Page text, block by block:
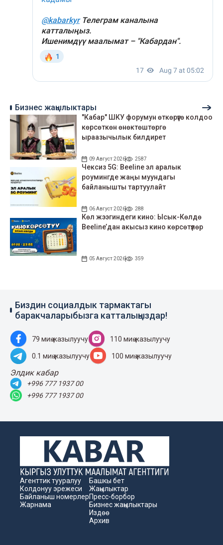
Бизнес жаңылыктары
"Кабар" ШКУ форумун өткөрүүгө колдоо
көрсөткөн өнөктөштөргө
ыраазычылык билдирет
09 Август 2026 2587
Чексиз 5G: Beeline эл аралык
роумингде жаңы муундагы
байланышты тартуулайт
06 Август 2026 288
Көл жээгиндеги кино: Ысык-Көлдө
Beeline’дан акысыз кино көрсөтүлөр
05 Август 2026 359
Биздин социалдык тармактагы
баракчаларыбызга катталыңыздар!
79 миң жазылуучу 110 миң жазылуучу
0.1 миң жазылуучу 100 миң жазылуучу
Элдик кабар
+996 777 1937 00
+996 777 1937 00
Агенттик тууралуу
Колдонуу эрежеси
Байланыш номерлер
Жарнама
Башкы бет
Жаңылыктар
Пресс-борбор
Бизнес жаңылыктары
Издөө
Архив